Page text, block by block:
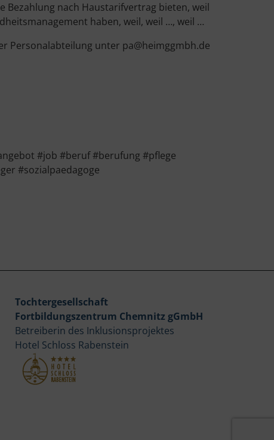
Bezahlung nach Haustarifvertrag bieten, weil
haben, weil, weil …, weil …
Personalabteilung unter pa@heimggmbh.de
#job #beruf #berufung #pflege
#sozialpaedagoge
Tochtergesellschaft
Fortbildungszentrum Chemnitz gGmbH
Betreiberin des Inklusionsprojektes
Hotel Schloss Rabenstein